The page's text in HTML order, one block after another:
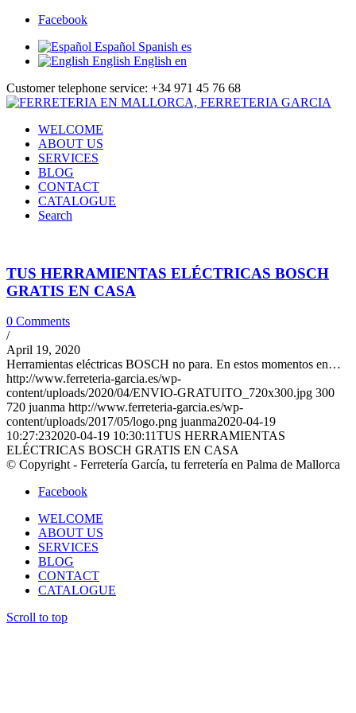
Facebook
Español Spanish es
English English en
Customer telephone service: +34 971 45 76 68
WELCOME
ABOUT US
SERVICES
BLOG
CONTACT
CATALOGUE
Search
TUS HERRAMIENTAS ELÉCTRICAS BOSCH
GRATIS EN CASA
0 Comments
/
April 19, 2020
Herramientas eléctricas BOSCH no para. En estos momentos en…
http://www.ferreteria-garcia.es/wp-
content/uploads/2020/04/ENVIO-GRATUITO_720x300.jpg 300
720 juanma http://www.ferreteria-garcia.es/wp-
content/uploads/2017/05/logo.png juanma2020-04-19
10:27:232020-04-19 10:30:11TUS HERRAMIENTAS
ELÉCTRICAS BOSCH GRATIS EN CASA
© Copyright - Ferretería García, tu ferretería en Palma de Mallorca
Facebook
WELCOME
ABOUT US
SERVICES
BLOG
CONTACT
CATALOGUE
Scroll to top